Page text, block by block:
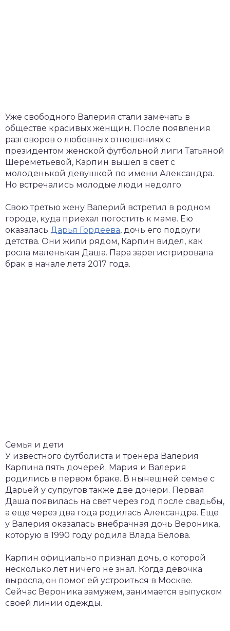
Уже свободного Валерия стали замечать в
обществе красивых женщин. После появления
разговоров о любовных отношениях с
президентом женской футбольной лиги Татьяной
Шереметьевой, Карпин вышел в свет с
молоденькой девушкой по имени Александра.
Но встречались молодые люди недолго.
Свою третью жену Валерий встретил в родном
городе, куда приехал погостить к маме. Ею
оказалась Дарья Гордеева, дочь его подруги
детства. Они жили рядом, Карпин видел, как
росла маленькая Даша. Пара зарегистрировала
брак в начале лета 2017 года.
Семья и дети
У известного футболиста и тренера Валерия
Карпина пять дочерей. Мария и Валерия
родились в первом браке. В нынешней семье с
Дарьей у супругов также две дочери. Первая
Даша появилась на свет через год после свадьбы,
а еще через два года родилась Александра. Еще
у Валерия оказалась внебрачная дочь Вероника,
которую в 1990 году родила Влада Белова.
Карпин официально признал дочь, о которой
несколько лет ничего не знал. Когда девочка
выросла, он помог ей устроиться в Москве.
Сейчас Вероника замужем, занимается выпуском
своей линии одежды.